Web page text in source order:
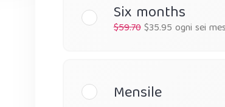
Six months
$59.70$35.95 ogni sei
Mensile